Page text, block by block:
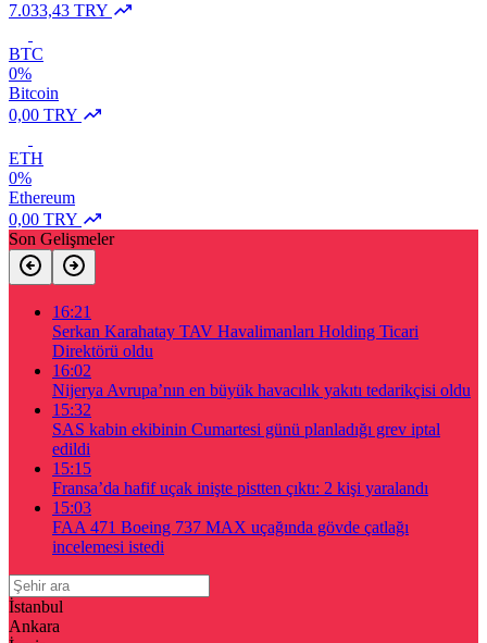
7.033,43 TRY
BTC
0%
Bitcoin
0,00 TRY
ETH
0%
Ethereum
0,00 TRY
Son Gelişmeler
16:21
Serkan Karahatay TAV Havalimanları Holding Ticari
Direktörü oldu
16:02
Nijerya Avrupa’nın en büyük havacılık yakıtı tedarikçisi oldu
15:32
SAS kabin ekibinin Cumartesi günü planladığı grev iptal
edildi
15:15
Fransa’da hafif uçak inişte pistten çıktı: 2 kişi yaralandı
15:03
FAA 471 Boeing 737 MAX uçağında gövde çatlağı
incelemesi istedi
İstanbul
Ankara